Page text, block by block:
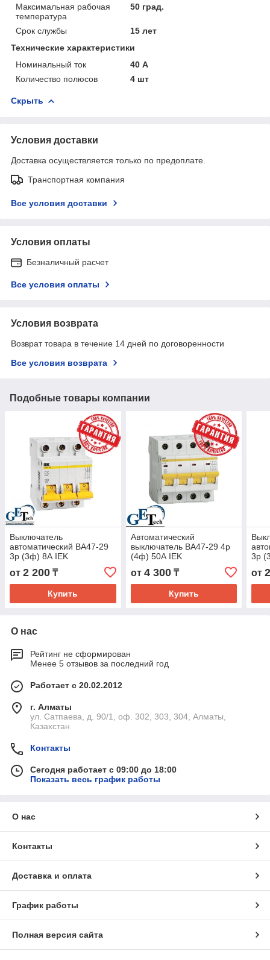
Максимальная рабочая
температура
50 град.
Срок службы
15 лет
Технические характеристики
Номинальный ток
40 А
Количество полюсов
4 шт
Скрыть
Условия доставки
Доставка осуществляется только по предоплате.
Транспортная компания
Все условия доставки
Условия оплаты
Безналичный расчет
Все условия оплаты
Условия возврата
Возврат товара в течение 14 дней по договоренности
Все условия возврата
Подобные товары компании
Выключатель
автоматический ВА47-29
3р (3ф) 8А IEK
от 2 200 ₸
Купить
Автоматический
выключатель ВА47-29 4р
(4ф) 50А IEK
от 4 300₸
Купить
3р
от
О нас
Рейтинг не сформирован
Менее 5 отзывов за последний год
Работает с 20.02.2012
г. Алматы
ул. Сатпаева, д. 90/1, оф. 302, 303, 304, Алматы,
Казахстан
Контакты
Сегодня работает с 09:00 до 18:00
Показать весь график работы
О нас
Контакты
Доставка и оплата
График работы
Полная версия сайта